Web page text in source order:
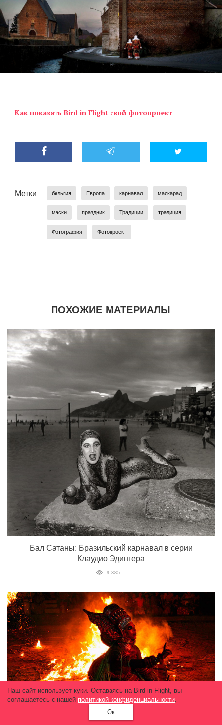
Как показать Bird in Flight свой фотопроект
Метки бельгия Европа карнавал маскарад
маски праздник Традиции традиция
Фотография Фотопроект
ПОХОЖИЕ МАТЕРИАЛЫ
Бал Сатаны: Бразильский карнавал в серии
Клаудио Эдингера
9 385
Наш сайт использует куки. Оставаясь на Bird in Flight, вы
соглашаетесь с нашей политикой конфиденциальности.
Ок